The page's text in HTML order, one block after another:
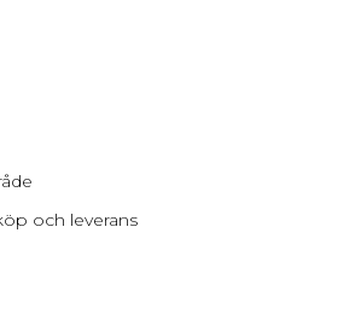
och leverans